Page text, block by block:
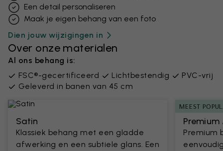
Een detail personaliseren
Maak je eigen behang van een foto
Dien jouw wijzigingen in
Over onze materialen
Al ons behang is:
FSC®-gecertificeerd
Lichtbestendig
PVC-vrij
Geleverd in banen van 45 cm
Satin
Klassiek behang met een gladde
afwerking en een subtiele glans. Een
MEEST
Premium